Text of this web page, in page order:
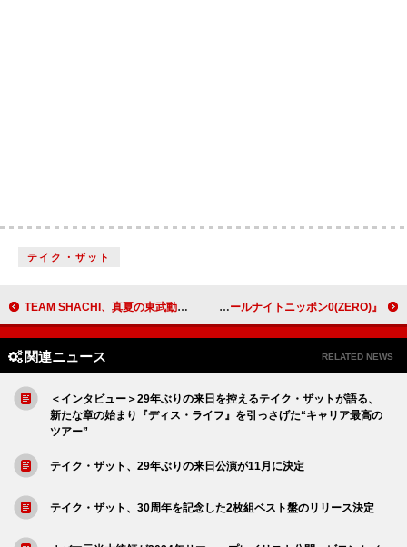
テイク・ザット
TEAM SHACHI、真夏の東武動物公園で大型ワンマンライブ【シャチサマ】開催 DAY1ではユニット曲2曲を初披露 あのが“ドハマり中”のME:Iがゲスト出演、8/27深夜『あののオールナイトニッポン0(ZERO)』
関連ニュース RELATED NEWS
＜インタビュー＞29年ぶりの来日を控えるテイク・ザットが語る、
新たな章の始まり『ディス・ライフ』を引っさげた“キャリア最高の
ツアー”
テイク・ザット、29年ぶりの来日公演が11月に決定
テイク・ザット、30周年を記念した2枚組ベスト盤のリリース決定